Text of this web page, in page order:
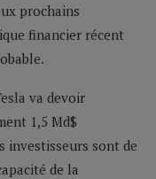
prochains
financier récent
va devoir
1,5 Md$
investisseurs sont de
de la